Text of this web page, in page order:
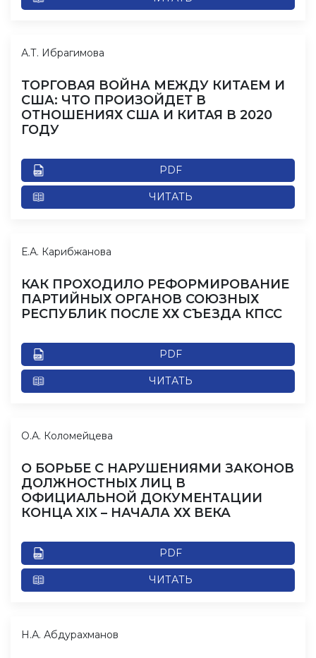
А.Т. Ибрагимова
ТОРГОВАЯ ВОЙНА МЕЖДУ КИТАЕМ И
США: ЧТО ПРОИЗОЙДЕТ В
ОТНОШЕНИЯХ США И КИТАЯ В 2020
ГОДУ
PDF
ЧИТАТЬ
Е.А. Карибжанова
КАК ПРОХОДИЛО РЕФОРМИРОВАНИЕ
ПАРТИЙНЫХ ОРГАНОВ СОЮЗНЫХ
РЕСПУБЛИК ПОСЛЕ ХХ СЪЕЗДА КПСС
PDF
ЧИТАТЬ
О.А. Коломейцева
О БОРЬБЕ С НАРУШЕНИЯМИ ЗАКОНОВ
ДОЛЖНОСТНЫХ ЛИЦ В
ОФИЦИАЛЬНОЙ ДОКУМЕНТАЦИИ
КОНЦА XIX – НАЧАЛА ХХ ВЕКА
PDF
ЧИТАТЬ
Н.А. Абдурахманов